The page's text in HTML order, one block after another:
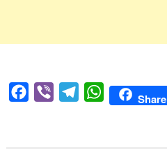
Facebook
Viber TelegramWhatsAppShare